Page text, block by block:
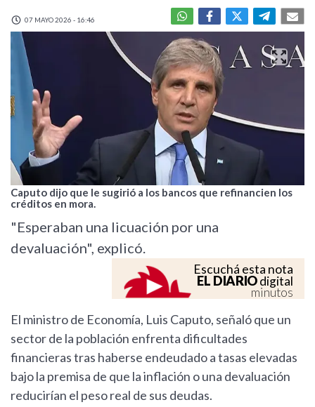
07 MAYO 2026 - 16:46
Caputo dijo que le sugirió a los bancos que refinancien los
créditos en mora.
"Esperaban una licuación por una
devaluación", explicó.
Escuchá esta nota
EL DIARIOdigital
minutos
El ministro de Economía, Luis Caputo, señaló que un
sector de la población enfrenta dificultades
financieras tras haberse endeudado a tasas elevadas
bajo la premisa de que la inflación o una devaluación
reducirían el peso real de sus deudas.